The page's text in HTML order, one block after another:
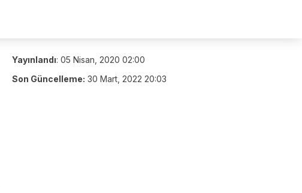
Yayınlandı: 05 Nisan, 2020 02:00
Son Güncelleme: 30 Mart, 2022 20:03